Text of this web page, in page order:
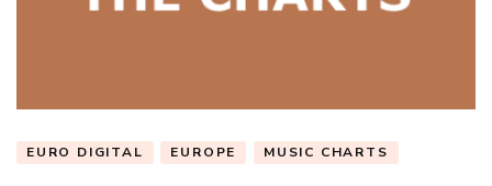
EURO DIGITAL EUROPE MUSIC CHARTS